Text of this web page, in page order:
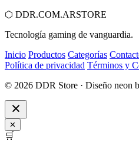
⬡ DDR.COM.ARSTORE
Tecnología gaming de vanguardia.
Inicio Productos Categorías
Política de privacidad Términos y
© 2026 DDR Store · Diseño neon
✕
🛒